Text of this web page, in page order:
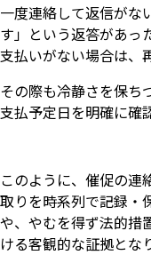
一度連絡して返信がな
す」という返答があっ
支払いがない場合は、
その際も冷静さを保ち
支払予定日を明確に確
このように、催促の連
取りを時系列で記録・
や、やむを得ず法的措
ける客観的な証拠とな